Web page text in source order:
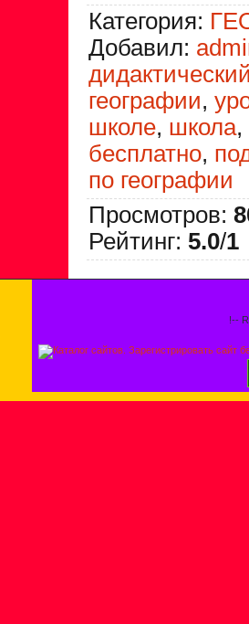
Категория:
Добавил:
географии,
школе, школа,
бесплатно,
по географии
Просмотров:
Рейтинг: 5.0/1
!--